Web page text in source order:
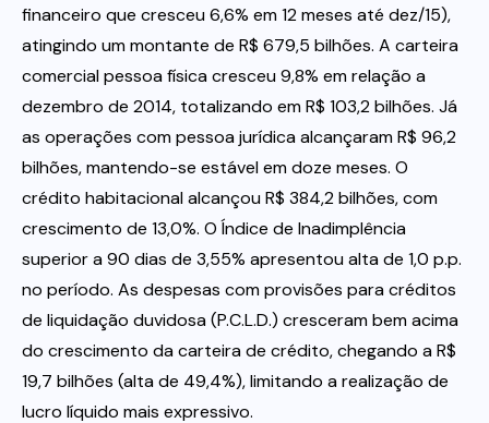
financeiro que cresceu 6,6% em 12 meses até dez/15),
atingindo um montante de R$ 679,5 bilhões. A carteira
comercial pessoa física cresceu 9,8% em relação a
dezembro de 2014, totalizando em R$ 103,2 bilhões. Já
as operações com pessoa jurídica alcançaram R$ 96,2
bilhões, mantendo-se estável em doze meses. O
crédito habitacional alcançou R$ 384,2 bilhões, com
crescimento de 13,0%. O Índice de Inadimplência
superior a 90 dias de 3,55% apresentou alta de 1,0 p.p.
no período. As despesas com provisões para créditos
de liquidação duvidosa (P.C.L.D.) cresceram bem acima
do crescimento da carteira de crédito, chegando a R$
19,7 bilhões (alta de 49,4%), limitando a realização de
lucro líquido mais expressivo.